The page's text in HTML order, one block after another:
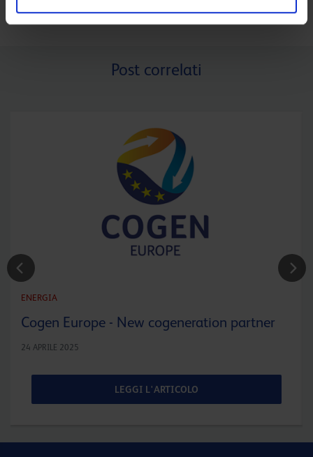
Post correlati
ENERGIA
Cogen Europe - New cogeneration partner
24 APRILE 2025
LEGGI L'ARTICOLO